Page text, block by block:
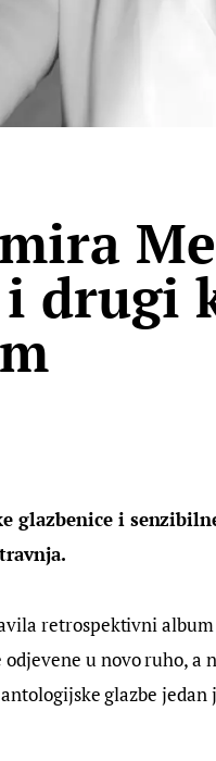
drugi
glazbenice i
retrospektivni
odjevene u novo ruho,
glazbe